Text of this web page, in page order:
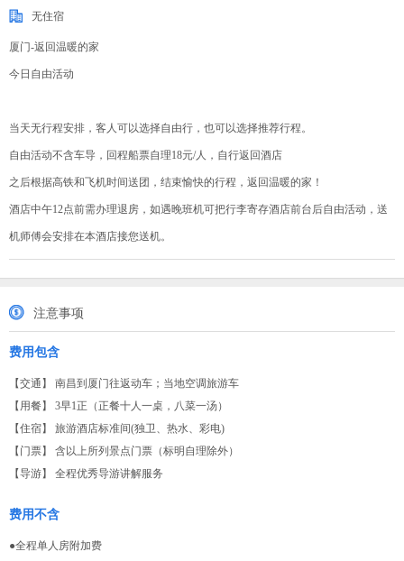
无住宿
厦门-返回温暖的家
今日自由活动
当天无行程安排，客人可以选择自由行，也可以选择推荐行程。
自由活动不含车导，回程船票自理18元/人，自行返回酒店
之后根据高铁和飞机时间送团，结束愉快的行程，返回温暖的家！
酒店中午12点前需办理退房，如遇晚班机可把行李寄存酒店前台后自由活动，送
机师傅会安排在本酒店接您送机。
注意事项
费用包含
【交通】 南昌到厦门往返动车；当地空调旅游车
【用餐】 3早1正（正餐十人一桌，八菜一汤）
【住宿】 旅游酒店标准间(独卫、热水、彩电)
【门票】 含以上所列景点门票（标明自理除外）
【导游】 全程优秀导游讲解服务
费用不含
●全程单人房附加费